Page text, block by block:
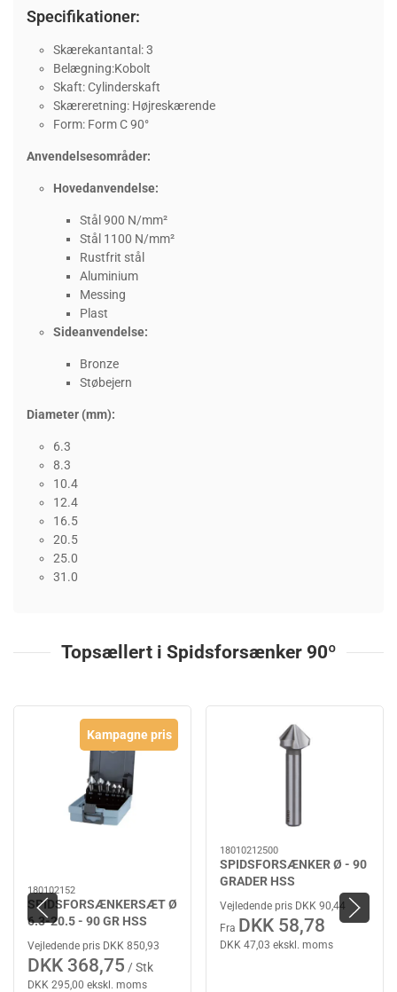
Specifikationer:
Skærekantantal: 3
Belægning:Kobolt
Skaft: Cylinderskaft
Skæreretning: Højreskærende
Form: Form C 90°
Anvendelsesområder:
Hovedanvendelse:
Stål 900 N/mm²
Stål 1100 N/mm²
Rustfrit stål
Aluminium
Messing
Plast
Sideanvendelse:
Bronze
Støbejern
Diameter (mm):
6.3
8.3
10.4
12.4
16.5
20.5
25.0
31.0
Topsællert i Spidsforsænker 90º
Kampagne pris
180102152
SPIDSFORSÆNKERSÆT Ø
6.3-20.5 - 90 GR HSS
Vejledende pris DKK 850,93
DKK 368,75 / Stk
DKK 295,00 ekskl. moms
18010212500
SPIDSFORSÆNKER Ø - 90
GRADER HSS
Vejledende pris DKK 90,44
Fra DKK 58,78
DKK 47,03 ekskl. moms